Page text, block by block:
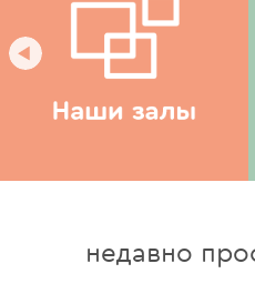
недавно